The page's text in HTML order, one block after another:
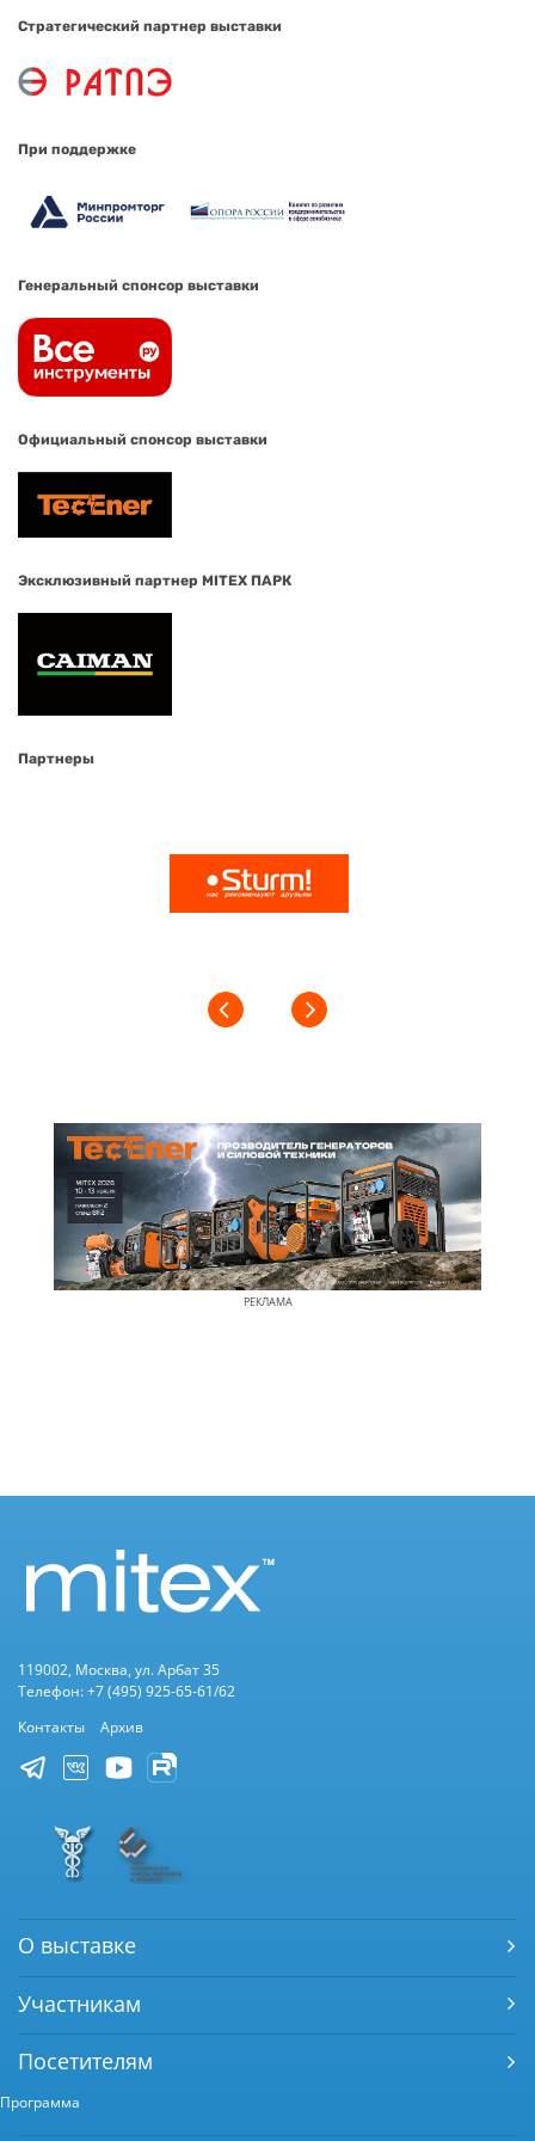
Стратегический партнер выставки
При поддержке
Генеральный спонсор выставки
Официальный спонсор выставки
Эксклюзивный партнер MITEX ПАРК
Партнеры
РЕКЛАМА
119002, Москва, ул. Арбат 35
Телефон: +7 (495) 925-65-61/62
Контакты
Архив
О выставке
Участникам
Посетителям
Программа